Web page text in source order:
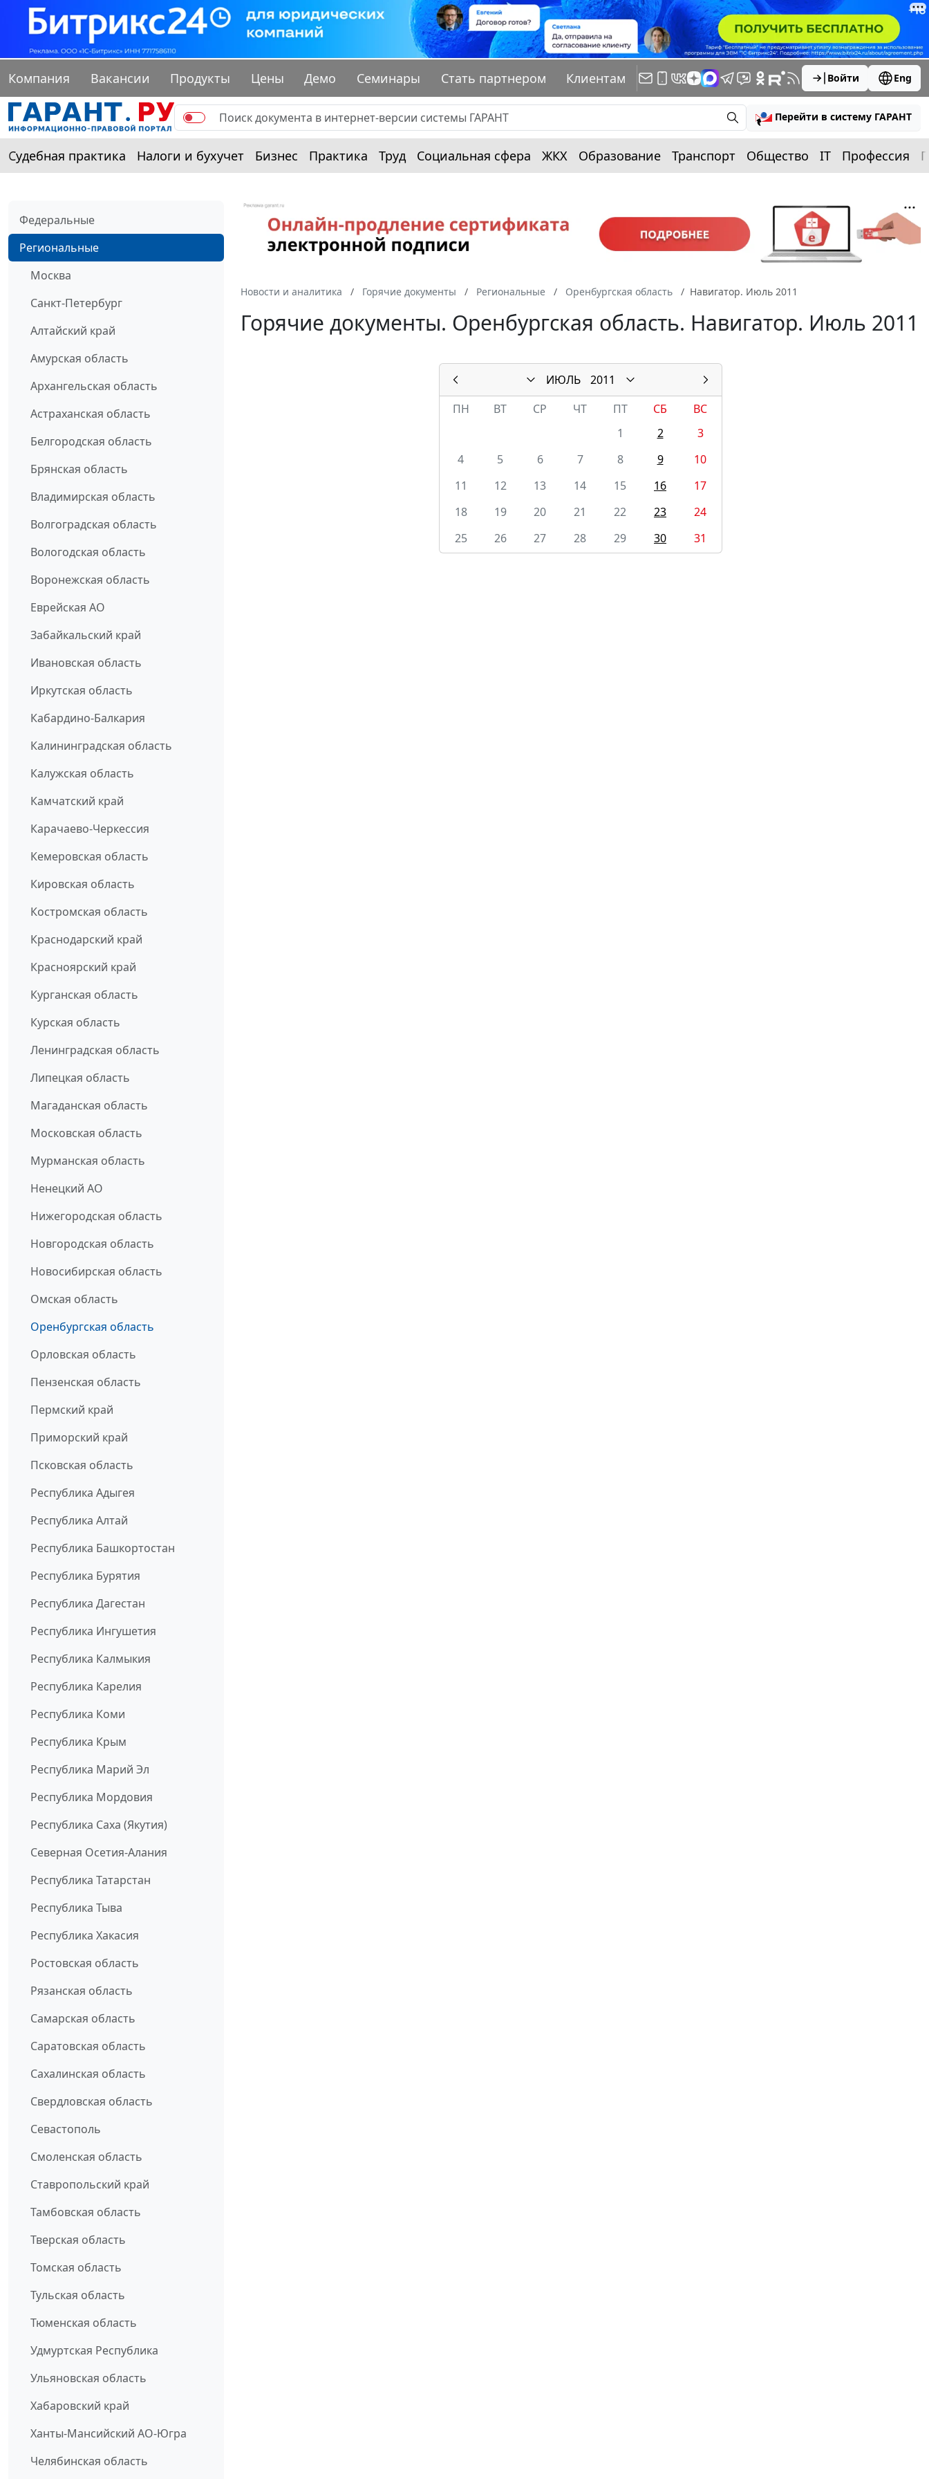
Компания Вакансии Продукты Цены Демо Семинары Стать партнером Клиентам Войти Eng
Перейти в систему ГАРАНТ
Судебная практика Налоги и бухучет Бизнес Практика Труд Социальная сфера ЖКХ Образование Транспорт Общество IT Профессия
Федеральные
Региональные
Москва
Санкт-Петербург
Алтайский край
Амурская область
Архангельская область
Астраханская область
Белгородская область
Брянская область
Владимирская область
Волгоградская область
Вологодская область
Воронежская область
Еврейская АО
Забайкальский край
Ивановская область
Иркутская область
Кабардино-Балкария
Калининградская область
Калужская область
Камчатский край
Карачаево-Черкессия
Кемеровская область
Кировская область
Костромская область
Краснодарский край
Красноярский край
Курганская область
Курская область
Ленинградская область
Липецкая область
Магаданская область
Московская область
Мурманская область
Ненецкий АО
Нижегородская область
Новгородская область
Новосибирская область
Омская область
Оренбургская область
Орловская область
Пензенская область
Пермский край
Приморский край
Псковская область
Республика Адыгея
Республика Алтай
Республика Башкортостан
Республика Бурятия
Республика Дагестан
Республика Ингушетия
Республика Калмыкия
Республика Карелия
Республика Коми
Республика Крым
Республика Марий Эл
Республика Мордовия
Республика Саха (Якутия)
Северная Осетия-Алания
Республика Татарстан
Республика Тыва
Республика Хакасия
Ростовская область
Рязанская область
Самарская область
Саратовская область
Сахалинская область
Свердловская область
Севастополь
Смоленская область
Ставропольский край
Тамбовская область
Тверская область
Томская область
Тульская область
Тюменская область
Удмуртская Республика
Ульяновская область
Хабаровский край
Ханты-Мансийский АО-Югра
Челябинская область
Новости и аналитика Горячие документы Региональные Оренбургская область Навигатор. Июль 2011
Горячие документы. Оренбургская область. Навигатор. Июль 2011
ИЮЛЬ
2011
ПН
ВТ СР ЧТ ПТ СБ
ВС
1
2
3
4
5 6 7 8 9
10
11
12 13 14 15 16
17
18
19 20 21 22 23
24
25
26 27 28 29 30 31